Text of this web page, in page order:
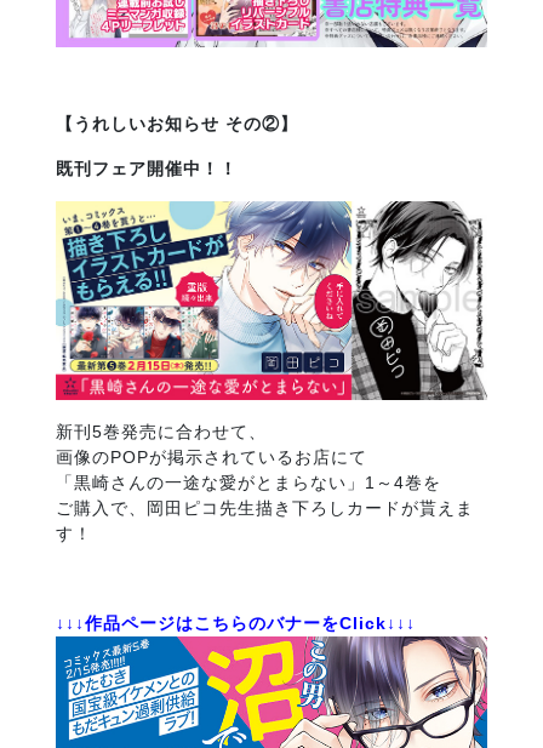
【うれしいお知らせ その②】
既刊フェア開催中！！
新刊5巻発売に合わせて、
画像のPOPが掲示されているお店にて
「黒崎さんの一途な愛がとまらない」1～4巻を
ご購入で、岡田ピコ先生描き下ろしカードが貰えま
す！
↓↓↓作品ページはこちらのバナーをClick↓↓↓